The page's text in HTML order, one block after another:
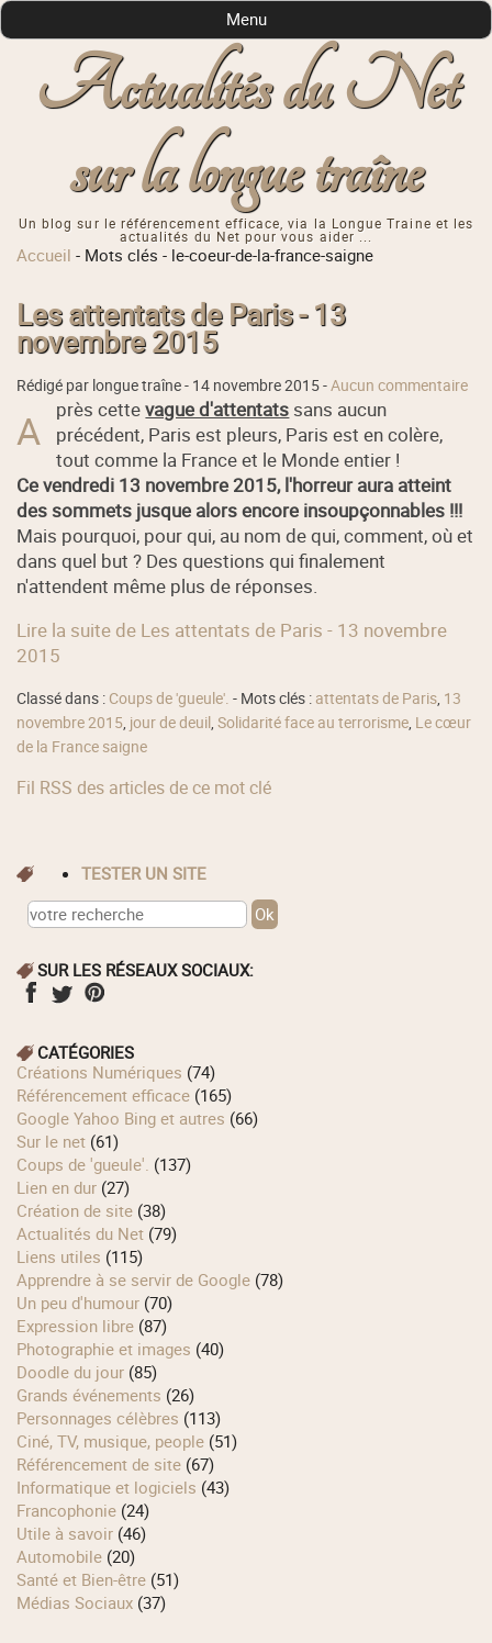
Actualités du Net
sur la longue traîne
Un blog sur le référencement efficace, via la Longue Traine et les
actualités du Net pour vous aider ...
Menu
Accueil - Mots clés - le-coeur-de-la-france-saigne
Les attentats de Paris - 13
novembre 2015
Rédigé par longue traîne - 14 novembre 2015-Aucun commentaire
A près cettevague d'attentats sans aucun
précédent, Paris est pleurs, Paris est en colère,
tout comme la France et le Monde entier !
Ce vendredi 13 novembre 2015, l'horreur aura atteint
des sommets jusque alors encore insoupçonnables !!!
Mais pourquoi, pour qui, au nom de qui, comment, où et
dans quel but ? Des questions qui finalement
n'attendent même plus de réponses.
Lire la suite de Les attentats de Paris - 13 novembre
2015
Classé dans : Coups de 'gueule'. - Mots clés : attentats de Paris, 13
novembre 2015, jour de deuil ,Solidarité face au terrorisme, Le cœur
de la France saigne
Fil RSS des articles de ce mot clé
TESTER UN SITE
SUR LES RÉSEAUX SOCIAUX:
CATÉGORIES
Créations Numériques (74)
Référencement efficace (165)
Google Yahoo Bing et autres (66)
Sur le net (61)
Coups de 'gueule'. (137)
Lien en dur (27)
Création de site (38)
Actualités du Net (79)
Liens utiles (115)
Apprendre à se servir de Google (78)
Un peu d'humour (70)
Expression libre (87)
Photographie et images (40)
Doodle du jour (85)
Grands événements (26)
Personnages célèbres (113)
Ciné, TV, musique, people (51)
Référencement de site (67)
Informatique et logiciels (43)
Francophonie (24)
Utile à savoir (46)
Automobile (20)
Santé et Bien-être (51)
Médias Sociaux (37)